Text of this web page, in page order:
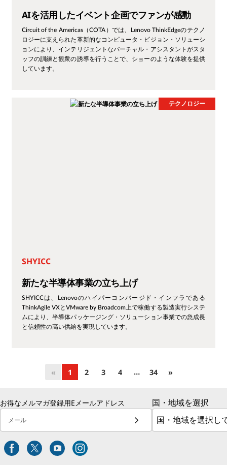
AIを活用したイベント企画でファンが感動
Circuit of the Americas（COTA）では、Lenovo ThinkEdgeのテクノ
ロジーに支えられた革新的なコンピュータ・ビジョン・ソリューシ
ョンにより、インテリジェントなバーチャル・アシスタントがスタ
ッフの訓練と観衆の誘導を行うことで、ショーのような体験を提供
しています。
テクノロジー
SHYICC
新たな半導体事業の立ち上げ
SHYICCは、Lenovoのハイパーコンバージド・インフラである
ThinkAgile VXとVMware by Broadcom上で稼働する製造実行システ
ムにより、半導体パッケージング・ソリューション事業での急成長
と信頼性の高い供給を実現しています。
« 1 2 3 4 … 34 »
お得なメルマガ登録用Eメールアドレス
メール
国・地域を選択